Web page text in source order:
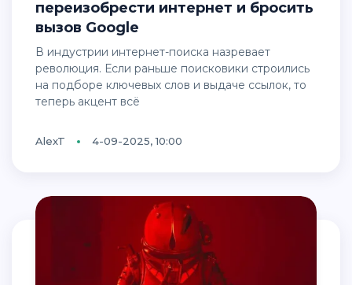
переизобрести интернет и бросить
вызов Google
В индустрии интернет-поиска назревает
революция. Если раньше поисковики строились
на подборе ключевых слов и выдаче ссылок, то
теперь акцент всё
AlexT 4-09-2025, 10:00